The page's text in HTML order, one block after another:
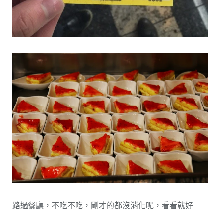
路過餐廳，不吃不吃，剛才的都沒消化呢，看看就好